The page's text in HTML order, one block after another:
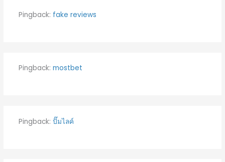
Pingback: fake reviews
Pingback: mostbet
Pingback: ปั๊มไลค์